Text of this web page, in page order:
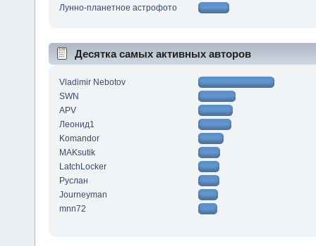
Лунно-планетное астрофото
Десятка самых активных авторов
Vladimir Nebotov
SWN
APV
Леонид1
Komandor
MAKsutik
LatchLocker
Руслан
Journeyman
mnn72